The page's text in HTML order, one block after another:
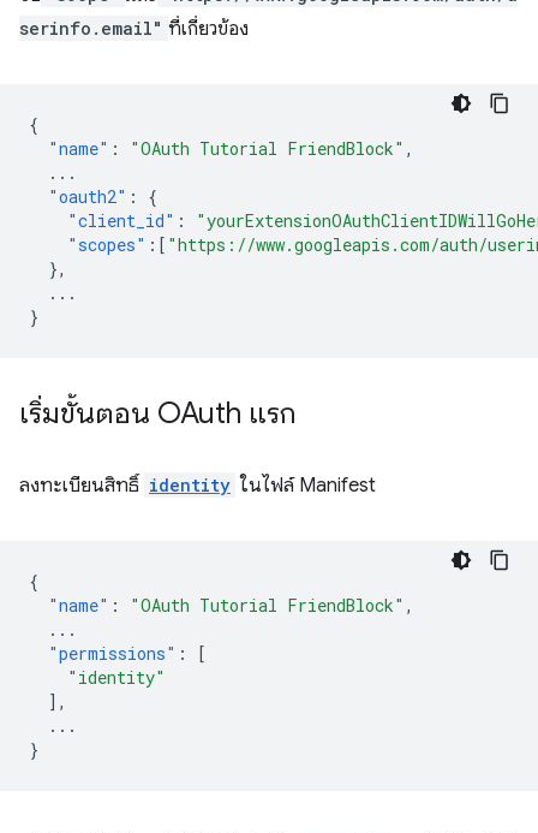
serinfo.email" ที่เกี่ยวข้อง
{
"name" : "OAuth Tutorial FriendBlock" ,
...
"oauth2" :
{
"client_id" :
"scopes" :[ "https://www.googleapis.com/auth/
},
...
}
เริ่มขั้นตอน OAuth แรก
ลงทะเบียนสิทธิ์ identity ในไฟล์ Manifest
{
"name" : "OAuth Tutorial FriendBlock" ,
...
"permissions" :
[
"identity"
],
...
}